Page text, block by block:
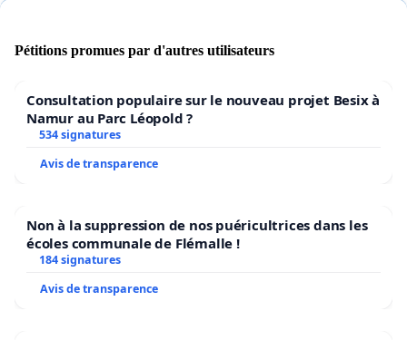
Pétitions promues par d'autres utilisateurs
Consultation populaire sur le nouveau projet Besix à
Namur au Parc Léopold ?
534 signatures
Avis de transparence
Non à la suppression de nos puéricultrices dans les
écoles communale de Flémalle !
184 signatures
Avis de transparence